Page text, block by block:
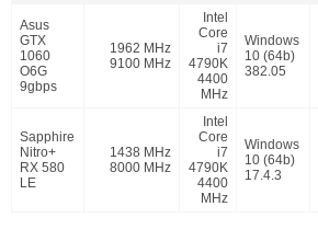
Asus
GTX
1060
O6G
9gbps
1962 MHz
9100 MHz
Intel
Core
i7
4790K
4400
MHz
Windows
10 (64b)
382.05
Sapphire
Nitro+
RX 580
LE
1438 MHz
8000 MHz
Intel
Core
i7
4790K
4400
MHz
Windows
10 (64b)
17.4.3